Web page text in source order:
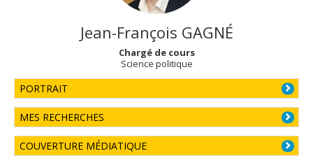
Jean-François GAGNÉ
Chargé de cours
Science politique
PORTRAIT
MES RECHERCHES
COUVERTURE MÉDIATIQUE